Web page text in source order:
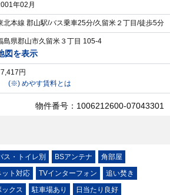
年02月
北本線 郡山駅/バス乗車25分/久留米２丁目/徒歩5分
島県郡山市久留米３丁目 105-4
図を表示
円
(※) めやす賃料とは
物件番号：1006212600-07043301
ス・トイレ別 BSアンテナ
角部屋
ット対応 TVインターフォン
追い焚き
ックス 駐車場あり
日当たり良好